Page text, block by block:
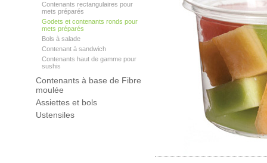
Contenants rectangulaires pour
mets préparés
Godets et contenants ronds pour
mets préparés
Bols à salade
Contenant à sandwich
Contenants haut de gamme pour
sushis
Contenants à base de Fibre
moulée
Assiettes et bols
Ustensiles